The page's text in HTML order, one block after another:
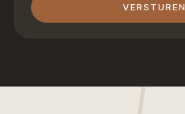
VERSTUREN